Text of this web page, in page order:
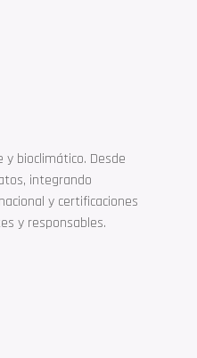
bioclimático. Desde
integrando
y certificaciones
y responsables.